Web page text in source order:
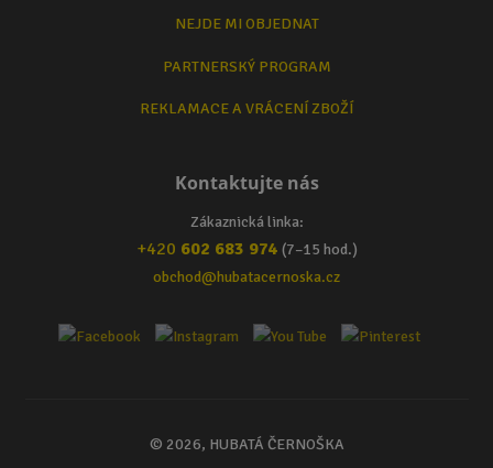
NEJDE MI OBJEDNAT
PARTNERSKÝ PROGRAM
REKLAMACE A VRÁCENÍ ZBOŽÍ
Kontaktujte nás
Zákaznická linka:
+420 602 683 974 (7–15 hod.)
obchod@hubatacernoska.cz
© 2026, HUBATÁ ČERNOŠKA